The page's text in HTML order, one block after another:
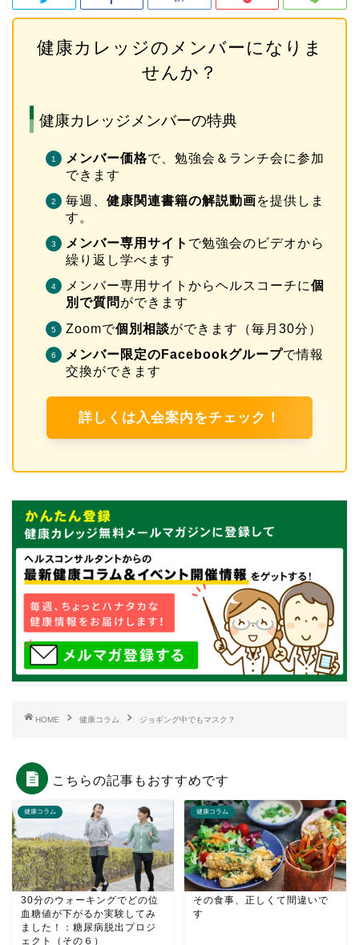
健康カレッジのメンバーになりま
せんか？
健康カレッジメンバーの特典
メンバー価格で、勉強会＆ランチ会に参加
できます
毎週、 健康関連書籍の解説動画を提供しま
す。
メンバー専用サイト で勉強会のビデオから
繰り返し学べます
メンバー専用サイトからヘルスコーチに個
別で質問 ができます
Zoomで個別相談ができます（毎月30分）
メンバー限定のFacebookグループで情報
交換ができます
詳しくは入会案内をチェック！
HOME 健康コラム ジョギング中でもマスク？
こちらの記事もおすすめです
健康コラム
30分のウォーキングでどの位
血糖値が下がるか実験してみ
ました！：糖尿病脱出プロジ
ェクト（その６）
健康コラム
その食事、正しくて間違いで
す